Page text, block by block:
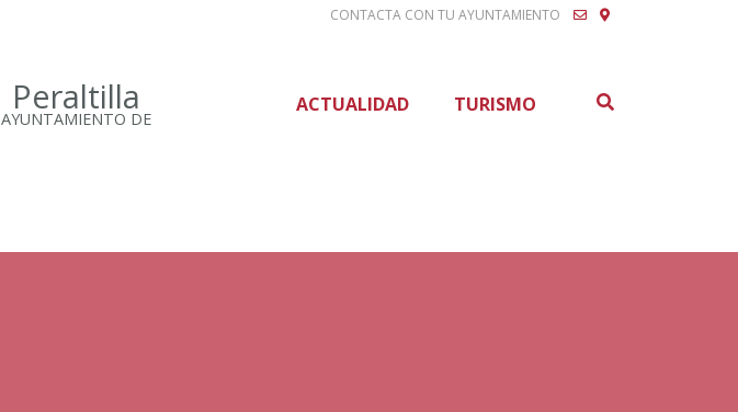
CONTACTA CON TU AYUNTAMIENTO
Peraltilla
AYUNTAMIENTO DE
ACTUALIDAD TURISMO